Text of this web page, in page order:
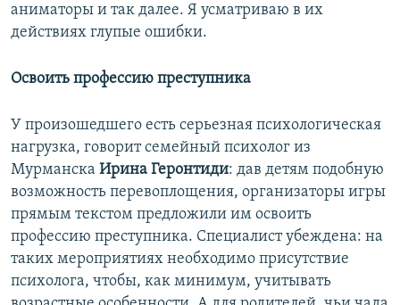
аниматоры и так далее. Я усматриваю в их
действиях глупые ошибки.
Освоить профессию преступника
У произошедшего есть серьезная психологическая
нагрузка, говорит семейный психолог из
Мурманска Ирина Геронтиди: дав детям подобную
возможность перевоплощения, организаторы игры
прямым текстом предложили им освоить
профессию преступника. Специалист убеждена: на
таких мероприятиях необходимо присутствие
психолога, чтобы, как минимум, учитывать